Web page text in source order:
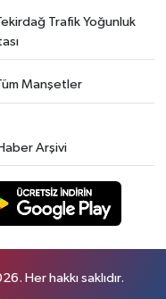
Trafik Yoğunluk
Manşetler
Arşivi
Her hakkı saklıdır.